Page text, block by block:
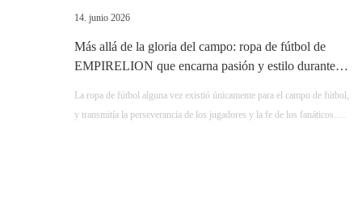
persiga cada pasión y libertad en un estado relajado.
14. junio 2026
Más allá de la gloria del campo: ropa de fútbol de
EMPIRELION que encarna pasión y estilo durante
La ropa de fútbol alguna vez existió únicamente para el campo de fútbol, ​​
y transmitía la perseverancia de los jugadores y la fe de los fanáticos.